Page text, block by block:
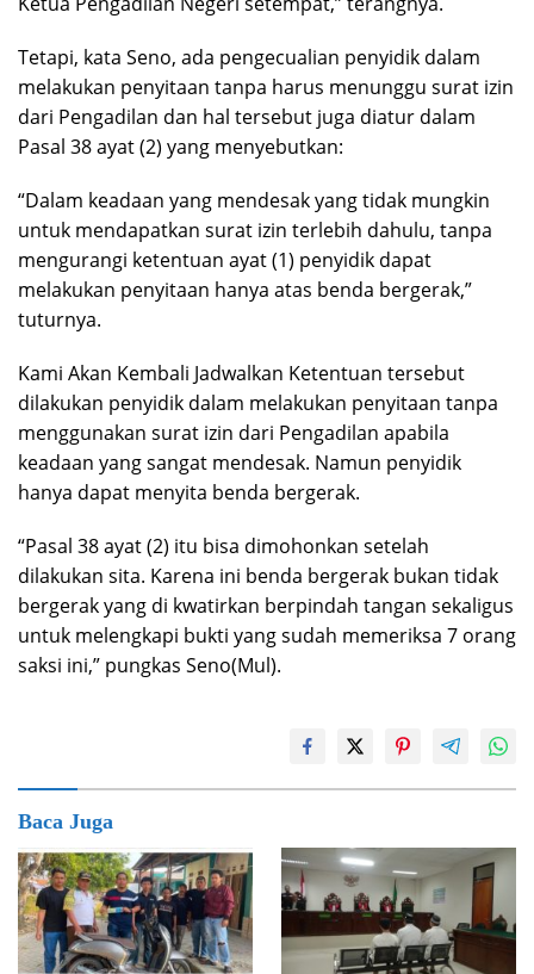
Tetapi, kata Seno, ada pengecualian penyidik dalam
melakukan penyitaan tanpa harus menunggu surat izin
dari Pengadilan dan hal tersebut juga diatur dalam
Pasal 38 ayat (2) yang menyebutkan:
“Dalam keadaan yang mendesak yang tidak mungkin
untuk mendapatkan surat izin terlebih dahulu, tanpa
mengurangi ketentuan ayat (1) penyidik dapat
melakukan penyitaan hanya atas benda bergerak,”
tuturnya.
Kami Akan Kembali Jadwalkan Ketentuan tersebut
dilakukan penyidik dalam melakukan penyitaan tanpa
menggunakan surat izin dari Pengadilan apabila
keadaan yang sangat mendesak. Namun penyidik
hanya dapat menyita benda bergerak.
“Pasal 38 ayat (2) itu bisa dimohonkan setelah
dilakukan sita. Karena ini benda bergerak bukan tidak
bergerak yang di kwatirkan berpindah tangan sekaligus
untuk melengkapi bukti yang sudah memeriksa 7 orang
saksi ini,” pungkas Seno(Mul).
Baca Juga